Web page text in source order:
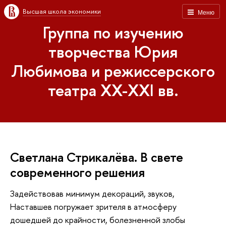
Меню
Высшая школа экономики
Группа по изучению
творчества Юрия
Любимова и режиссерского
театра XX-XXI вв.
Светлана Стрикалёва. В свете
современного решения
Задействовав минимум декораций, звуков,
Наставшев погружает зрителя в атмосферу
дошедшей до крайности, болезненной злобы